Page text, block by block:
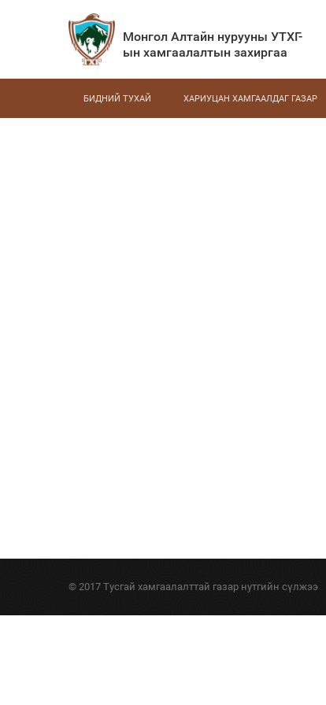
Монгол Алтайн нурууны УТХГ-
ын хамгаалалтын захиргаа
БИДНИЙ ТУХАЙ ХАРИУЦАН ХАМГААЛДАГ ГАЗАР
© 2017 Тусгай хамгаалалттай газар нутгийн сүлжээ